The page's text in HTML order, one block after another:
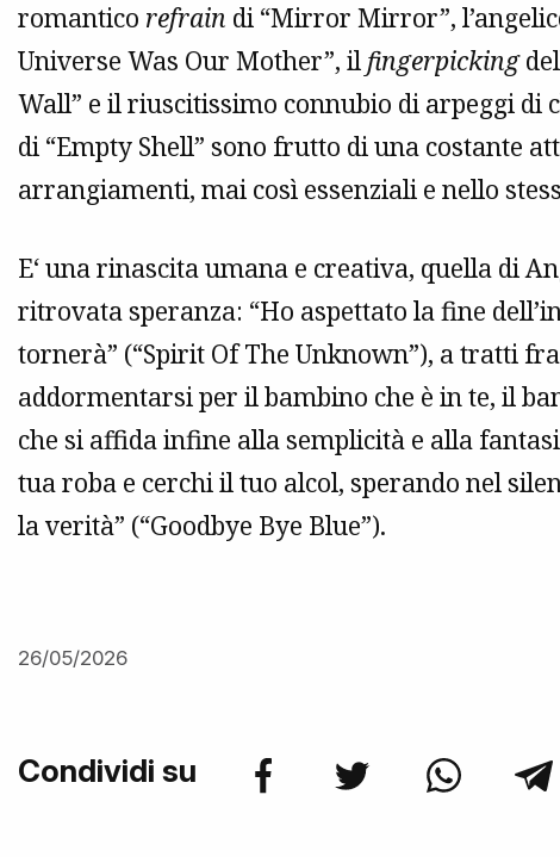
romantico refrain di “Mirror Mirror”,
Universe Was Our Mother”, il fingerpicking
Wall” e il riuscitissimo connubio di arpeggi
di “Empty Shell” sono frutto di una costante
arrangiamenti, mai così essenziali e nello
E‘ una rinascita umana e creativa, quella di
ritrovata speranza: “Ho aspettato la fine
tornerà” (“Spirit Of The Unknown”), a tratti
addormentarsi per il bambino che è in te, il
che si affida infine alla semplicità e alla
tua roba e cerchi il tuo alcol, sperando nel
la verità” (“Goodbye Bye Blue”).
26/05/2026
Condividi su